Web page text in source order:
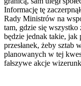
Informację tę
Rady Ministrów na
tam, gdzie się wszystko
będzie jednak takie,
przesłanek, żeby sztab
planowanych w tej
fałszywe akcje